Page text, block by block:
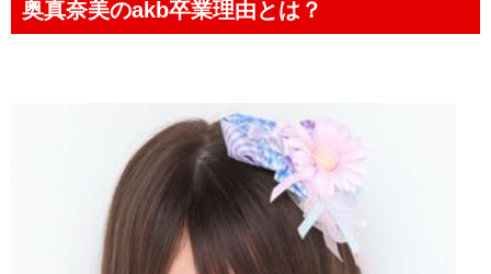
奥真奈美のakb卒業理由とは？